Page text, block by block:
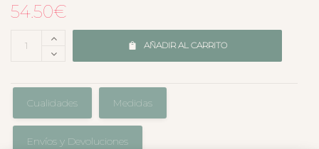
54.50€
AÑADIR AL CARRITO
Cualidades Medidas
Envíos y Devoluciones